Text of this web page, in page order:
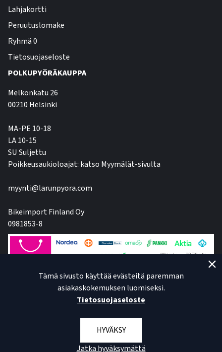
Lahjakortti
Peruutuslomake
Ryhmä 0
Tietosuojaseloste
POLKUPYÖRÄKAUPPA
Melkonkatu 26
00210 Helsinki
MA-PE 10-18
LA 10-15
SU Suljettu
Poikkeusaukioloajat: katso Myymälät-sivulta
myynti@larunpyora.com
Bikeimport Finland Oy
0981853-8
Tämä sivusto käyttää evästeitä paremman
asiakaskokemuksen luomiseksi.
Tietosuojaseloste
HYVÄKSY
Jatka hyväksymättä